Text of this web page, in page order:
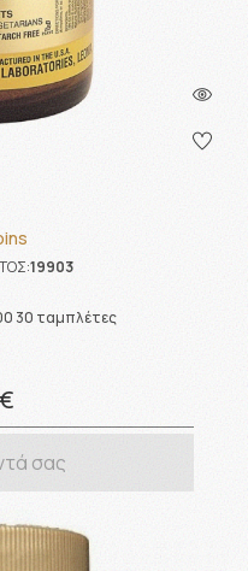
19903
30 ταμπλέτες
σας